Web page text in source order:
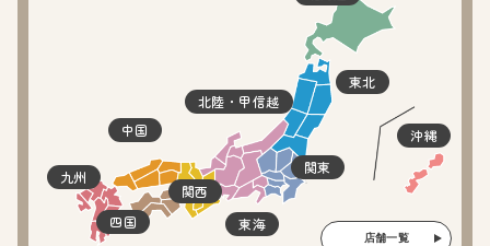
東北
関東
北陸・甲信越
東海
関西
四国
中国
九州
沖縄
店舗一覧